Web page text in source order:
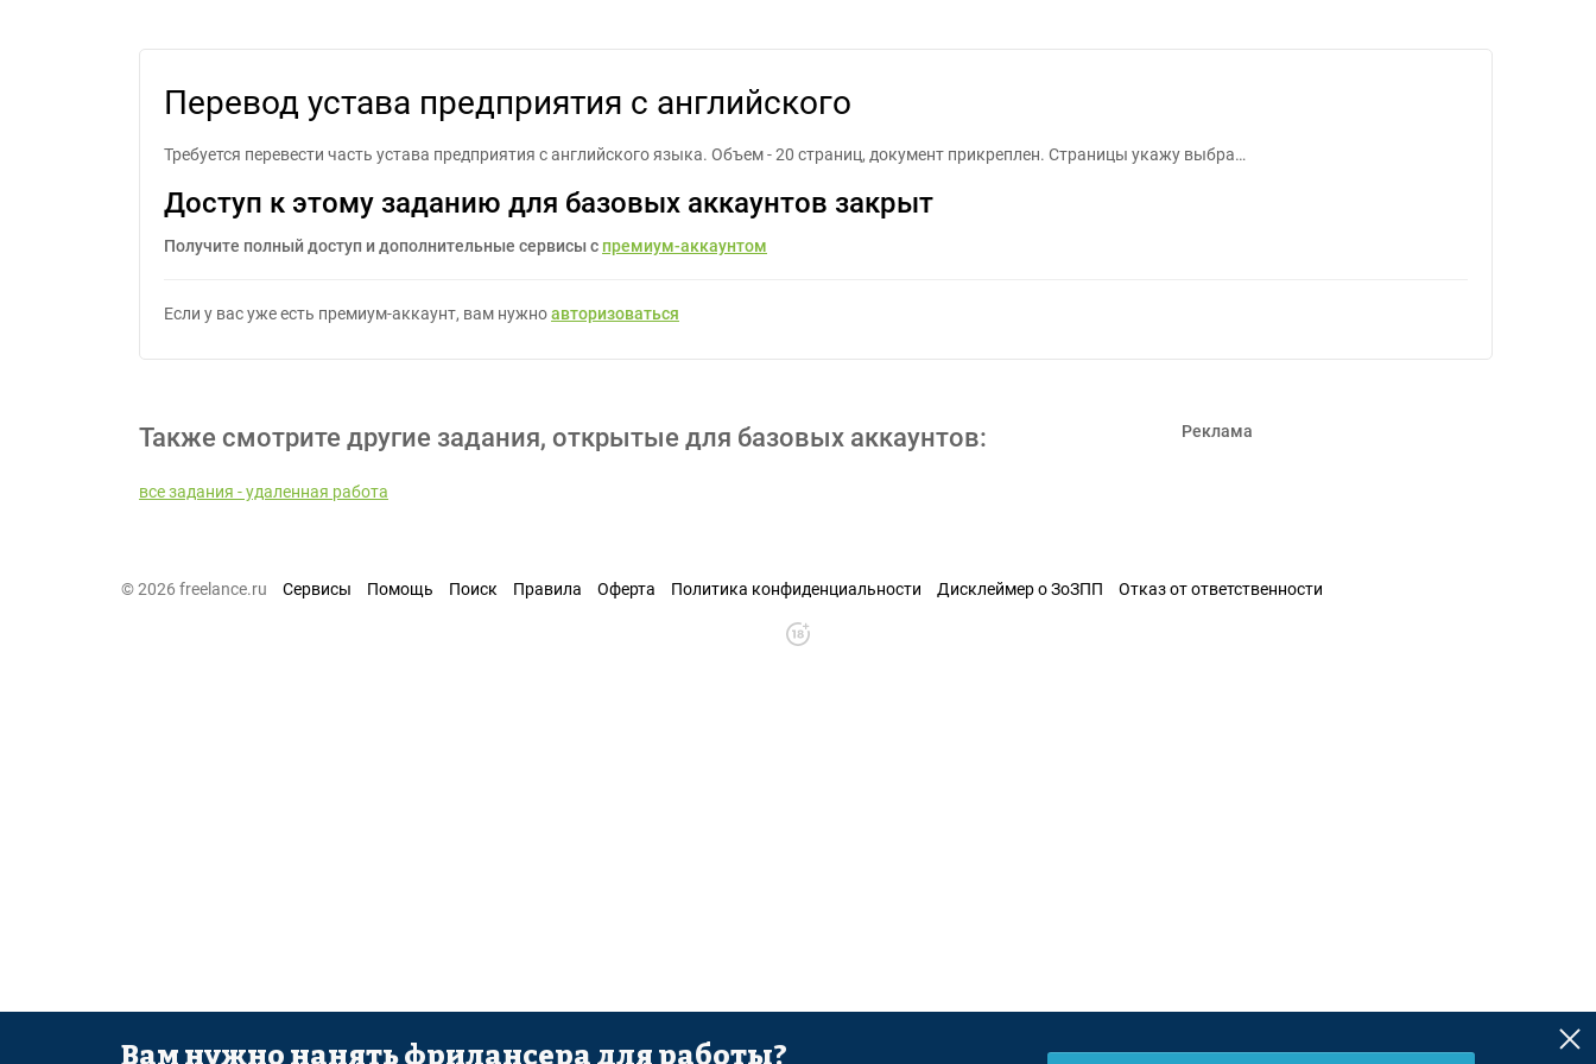
Перевод устава предприятия с английского
Требуется перевести часть устава предприятия с английского языка. Объем - 20 страниц, документ прикреплен. Страницы укажу выбра…
Доступ к этому заданию для базовых аккаунтов закрыт
Получите полный доступ и дополнительные сервисы с премиум-аккаунтом
Если у вас уже есть премиум-аккаунт, вам нужноавторизоваться
Также смотрите другие задания, открытые для базовых аккаунтов:
все задания - удаленная работа
Реклама
© 2026 freelance.ru Сервисы Помощь Поиск Правила Оферта Политика конфиденциальности Дисклеймер о ЗоЗПП Отказ от ответственности
Вам нужно нанять фрилансера для работы?